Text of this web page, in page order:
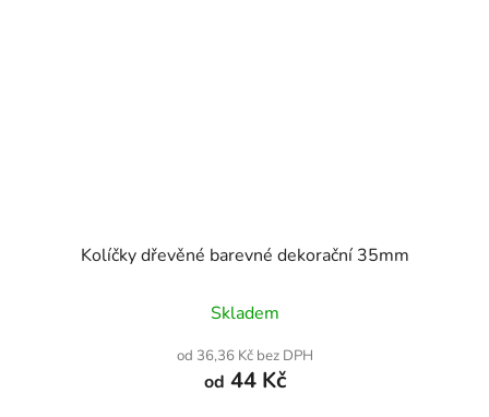
Kolíčky dřevěné barevné dekorační 35mm
Skladem
od 36,36 Kč bez DPH
od 44 Kč